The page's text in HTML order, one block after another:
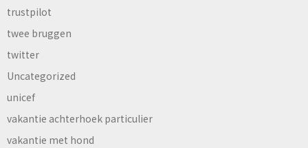
trustpilot
twee bruggen
twitter
Uncategorized
unicef
vakantie achterhoek particulier
vakantie met hond